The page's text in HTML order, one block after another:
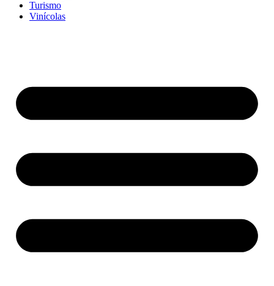
Turismo
Vinícolas